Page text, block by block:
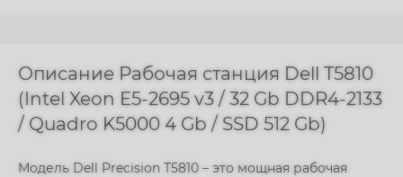
Описание Рабочая станция Dell T5810
(Intel Xeon E5-2695 v3 / 32 Gb DDR4-2133
/ Quadro K5000 4 Gb / SSD 512 Gb)
Модель Dell Precision T5810 – это мощная рабочая